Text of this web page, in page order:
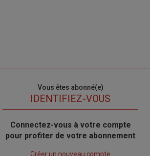
Vous êtes abonné(e)
IDENTIFIEZ-VOUS
Body
Connectez-vous à votre compte
pour profiter de votre abonnement
Créer un nouveau compte